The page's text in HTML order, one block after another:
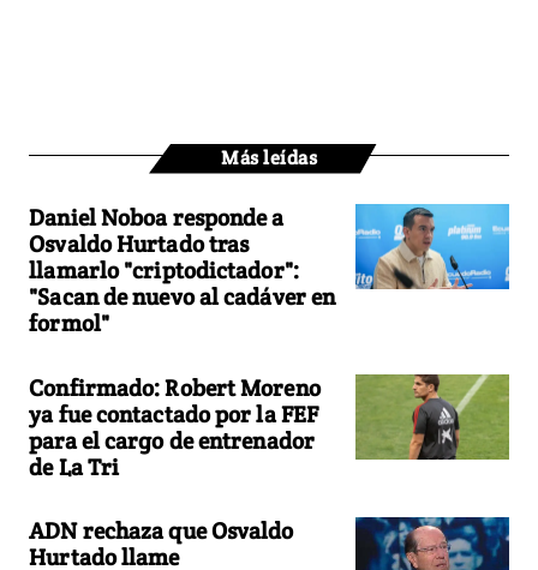
Más leídas
Daniel Noboa responde a
Osvaldo Hurtado tras
llamarlo "criptodictador":
"Sacan de nuevo al cadáver en
formol"
Confirmado: Robert Moreno
ya fue contactado por la FEF
para el cargo de entrenador
de La Tri
ADN rechaza que Osvaldo
Hurtado llame